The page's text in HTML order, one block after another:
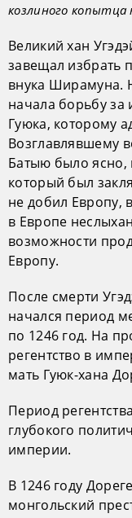
козлиного копытца
Великий хан
завещал избрать
внука Ширамуна.
начала борьбу за
Гуюка, которому
Возглавлявшему
Батыю было ясно,
который был
не добил Европу,
в Европе
возможности
Европу.
После смерти
начался период
по 1246 год. На
регентство в
мать Гуюк-хана
Период
глубокого
империи.
В 1246 году
монгольский